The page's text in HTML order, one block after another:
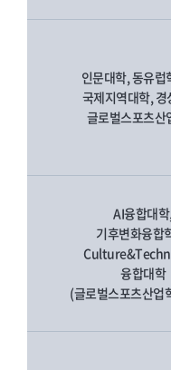
인문대학, 동유럽
국제지역대학,
글로벌스포츠산
AI융합대
기후변화융합
융합대학
(글로벌스포츠산업